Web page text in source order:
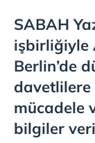
SABAH
işbirliğiyle
Berlin’de
davetlilere
mücadele
bilgiler